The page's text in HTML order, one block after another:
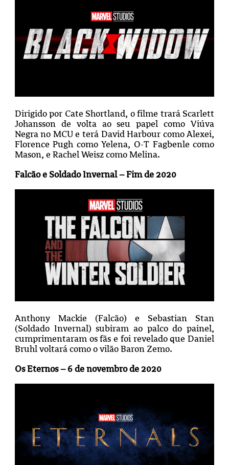
Dirigido por Cate Shortland, o filme trará Scarlett
Johansson de volta ao seu papel como Viúva
Negra no MCU e terá David Harbour como Alexei,
Florence Pugh como Yelena, O-T Fagbenle como
Mason, e Rachel Weisz como Melina.
Falcão e Soldado Invernal – Fim de 2020
Anthony Mackie (Falcão) e Sebastian Stan
(Soldado Invernal) subiram ao palco do painel,
cumprimentaram os fãs e foi revelado que Daniel
Bruhl voltará como o vilão Baron Zemo.
Os Eternos – 6 de novembro de 2020